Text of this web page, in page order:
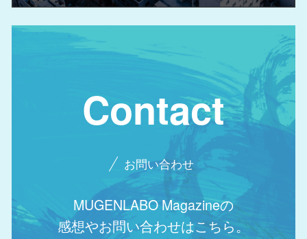
Contact
お問い合わせ
MUGENLABO Magazineの
感想やお問い合わせはこちら。